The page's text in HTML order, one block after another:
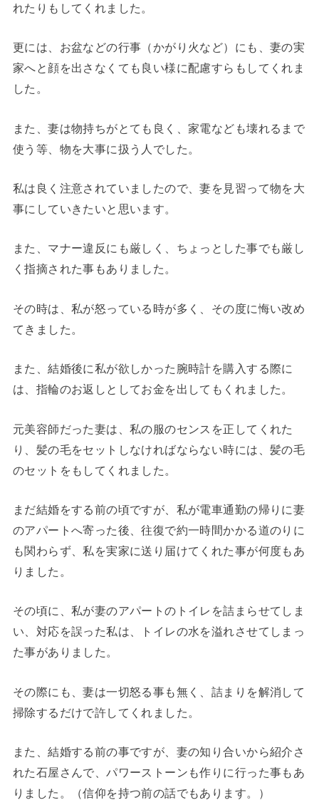
れたりもしてくれました。
更には、お盆などの行事（かがり火など）にも、妻の実
家へと顔を出さなくても良い様に配慮すらもしてくれま
した。
また、妻は物持ちがとても良く、家電なども壊れるまで
使う等、物を大事に扱う人でした。
私は良く注意されていましたので、妻を見習って物を大
事にしていきたいと思います。
また、マナー違反にも厳しく、ちょっとした事でも厳し
く指摘された事もありました。
その時は、私が怒っている時が多く、その度に悔い改め
てきました。
また、結婚後に私が欲しかった腕時計を購入する際に
は、指輪のお返しとしてお金を出してもくれました。
元美容師だった妻は、私の服のセンスを正してくれた
り、髪の毛をセットしなければならない時には、髪の毛
のセットをもしてくれました。
まだ結婚をする前の頃ですが、私が電車通勤の帰りに妻
のアパートへ寄った後、往復で約一時間かかる道のりに
も関わらず、私を実家に送り届けてくれた事が何度もあ
りました。
その頃に、私が妻のアパートのトイレを詰まらせてしま
い、対応を誤った私は、トイレの水を溢れさせてしまっ
た事がありました。
その際にも、妻は一切怒る事も無く、詰まりを解消して
掃除するだけで許してくれました。
また、結婚する前の事ですが、妻の知り合いから紹介さ
れた石屋さんで、パワーストーンも作りに行った事もあ
りました。（信仰を持つ前の話でもあります。）